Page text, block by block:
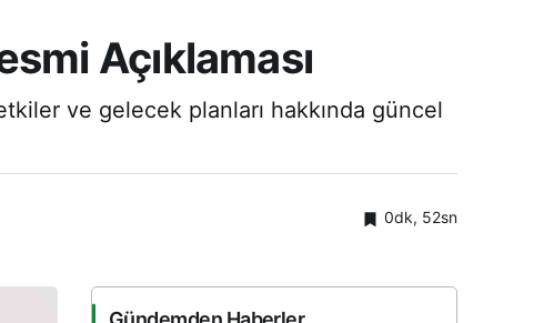
Açıklaması
ve gelecek planları hakkında güncel
0dk, 52sn